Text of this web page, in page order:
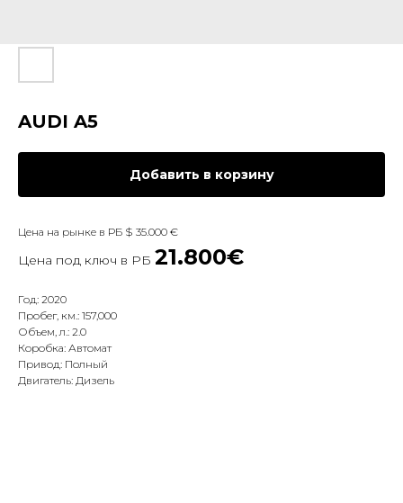
AUDI A5
Добавить в корзину
Цена на рынке в РБ $ 35.000 €
Цена под ключ в РБ 21.800€
Год: 2020
Пробег, км.: 157,000
Объем, л.: 2.0
Коробка: Автомат
Привод: Полный
Двигатель: Дизель